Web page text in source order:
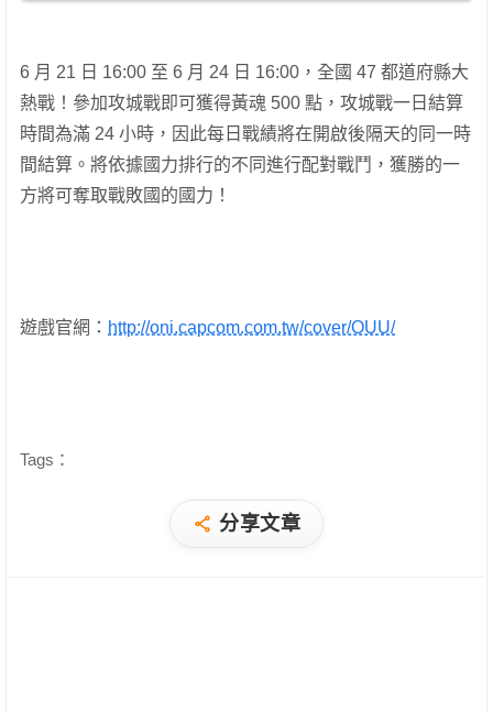
6 月 21 日 16:00 至 6 月 24 日 16:00，全國 47 都道府縣大
熱戰！參加攻城戰即可獲得黃魂 500 點，攻城戰一日結算
時間為滿 24 小時，因此每日戰績將在開啟後隔天的同一時
間結算。將依據國力排行的不同進行配對戰鬥，獲勝的一
方將可奪取戰敗國的國力！
遊戲官網： http://oni.capcom.com.tw/cover/OUU/
Tags：
分享文章